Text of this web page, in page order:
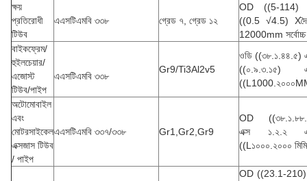
ক্ষয়
প্রতিরোধী
টিউব
এএসটিএমবি ৩৩৮ গ্রেড ৭, গ্রেড ১২
OD ((5-114)
((0.5 √4.5)
12000mm সর্বোচ্চ
বাইকফ্রেম/
হুইলচেয়ার/
এজোস্ট
টিউব/পাইপ
এএসটিএমবি ৩৩৮
Gr9/Ti3Al2v5
ওডি ((৩৮.১.৪৪.৫)
((০.৯.৩.১৫)
অটোমোবাইল
এবং
মোটরসাইকেল
এক্সজাস টিউব
/ পাইপ
এএসটিএমবি ৩৩৭/৩৩৮ Gr1,Gr2,Gr9
OD
এক্স ১.২.২
((L১০০০.২০০০
OD ((23.1-